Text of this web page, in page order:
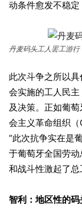
动条件愈发不稳定
丹麦码头工人罢工游行
此次斗争之所以
会实施的工人民
及决策。正如葡
会主义革命组织
“此次抗争实在是
于葡萄牙全国劳
和战斗性激起了
智利：地区性的码